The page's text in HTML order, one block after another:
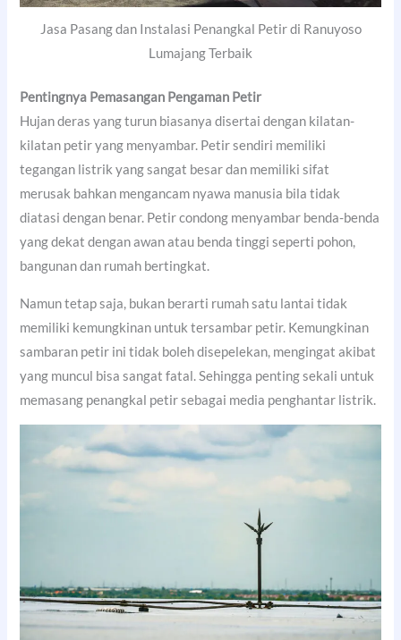
Jasa Pasang dan Instalasi Penangkal Petir di Ranuyoso
Lumajang Terbaik
Pentingnya Pemasangan Pengaman Petir
Hujan deras yang turun biasanya disertai dengan kilatan-
kilatan petir yang menyambar. Petir sendiri memiliki
tegangan listrik yang sangat besar dan memiliki sifat
merusak bahkan mengancam nyawa manusia bila tidak
diatasi dengan benar. Petir condong menyambar benda-benda
yang dekat dengan awan atau benda tinggi seperti pohon,
bangunan dan rumah bertingkat.
Namun tetap saja, bukan berarti rumah satu lantai tidak
memiliki kemungkinan untuk tersambar petir. Kemungkinan
sambaran petir ini tidak boleh disepelekan, mengingat akibat
yang muncul bisa sangat fatal. Sehingga penting sekali untuk
memasang penangkal petir sebagai media penghantar listrik.